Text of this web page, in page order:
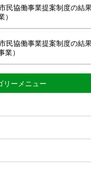
民協働事業提案制度の結
）
民協働事業提案制度の
業）